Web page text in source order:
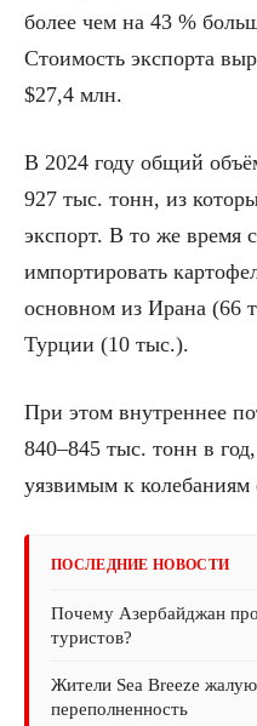
более чем на 43 %
Стоимость экспорта
$27,4 млн.
В 2024 году общий
927 тыс. тонн, из
экспорт. В то же время
импортировать
основном из Ирана (66
Турции (10 тыс.).
При этом внутреннее
840–845 тыс. тонн в
уязвимым к
ПОСЛЕДНИЕ НОВОСТИ
Почему Азербайджан
туристов?
Жители Sea Breeze
переполненность